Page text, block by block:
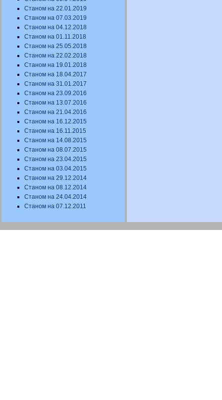
Станом на 22.01.2019
Станом на 07.03.2019
Станом на 04.12.2018
Станом на 01.11.2018
Станом на 25.05.2018
Станом на 22.02.2018
Станом на 19.01.2018
Станом на 18.04.2017
Станом на 31.01.2017
Станом на 23.09.2016
Станом на 13.07.2016
Станом на 21.04.2016
Станом на 16.12.2015
Станом на 16.11.2015
Станом на 14.08.2015
Станом на 08.07.2015
Станом на 23.04.2015
Станом на 03.04.2015
Станом на 29.12.2014
Станом на 08.12.2014
Станом на 24.04.2014
Станом на 07.12.2011